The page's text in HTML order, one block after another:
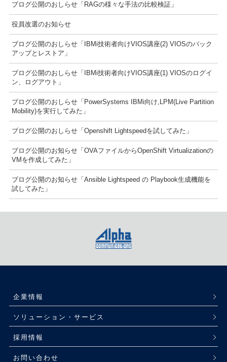
ブログ公開のおしらせ「RAGの様々な手法の比較検証」
役員改選のお知らせ
ブログ公開のおしらせ「IBMi技術者向けVIOS講座(2) VIOSのバック
アップとレストア」
ブログ公開のおしらせ「IBMi技術者向けVIOS講座(1) VIOSのログイ
ン、ログアウト」
ブログ公開のおしらせ「PowerSystems IBMi向け,LPM(Live Partition
Mobility)を実行してみた」
ブログ公開のおしらせ「Openshift Lightspeedを試してみた」
ブログ公開のお知らせ「OVAファイルからOpenShift Virtualizationの
VMを作成してみた」
ブログ公開のお知らせ「Ansible Lightspeed の Playbook生成機能を
試してみた」
企業情報
ソリューション・サービス
採用情報
お問い合わせ